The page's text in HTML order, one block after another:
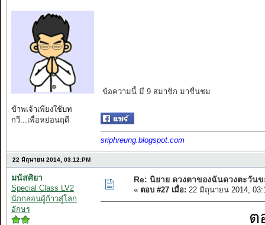
ข้าพเจ้าเพียงใช้บท
กวี...เพื่อหย่อนฤดี
ข้อความนี้ มี 9 สมาชิก มาชื่นชม
sriphreung.blogspot.com
22 มิถุนายน 2014, 03:12:PM
มนัสศิยา
Special Class LV2
นักกลอนผู้ก้าวสู่โลก
อักษร
Re: นิยาย ดวงตาของฉันดวงตะวัน
« ตอบ #27 เมื่อ: 22 มิถุนายน 2014,
ตอน